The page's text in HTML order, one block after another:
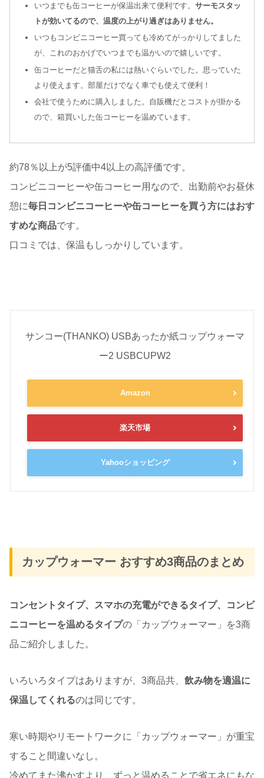
いつまでも缶コーヒーが保温出来て便利です。サーモスタッ
トが効いてるので、温度の上がり過ぎはありません。
いつもコンビニコーヒー買っても冷めてがっかりしてました
が、これのおかげでいつまでも温かいので嬉しいです。
缶コーヒーだと猫舌の私には熱いぐらいでした。思っていた
より使えます。部屋だけでなく車でも使えて便利！
会社で使うために購入しました。自販機だとコストが掛かる
ので、箱買いした缶コーヒーを温めています。
約78％以上が5評価中4以上の高評価です。
コンビニコーヒーや缶コーヒー用なので、出勤前やお昼休
憩に毎日コンビニコーヒーや缶コーヒーを買う方にはおす
すめな商品です。
口コミでは、保温もしっかりしています。
サンコー(THANKO) USBあったか紙コップウォーマ
ー2 USBCUPW2
Amazon
楽天市場
Yahooショッピング
カップウォーマー おすすめ3商品のまとめ
コンセントタイプ、スマホの充電ができるタイプ、コンビ
ニコーヒーを温めるタイプの「カップウォーマー」を3商
品ご紹介しました。
いろいろタイプはありますが、3商品共、 飲み物を適温に
保温してくれるのは同じです。
寒い時期やリモートワークに「カップウォーマー」が重宝
すること間違いなし。
冷めてまた沸かすより、ずっと温めることで省エネにもな